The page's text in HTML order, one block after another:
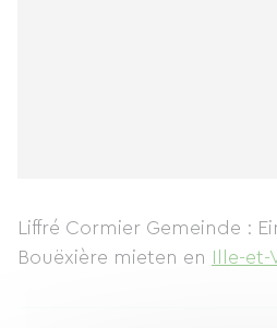
Liffré Cormier Gemeinde :
Bouëxière mieten en Ille-et-